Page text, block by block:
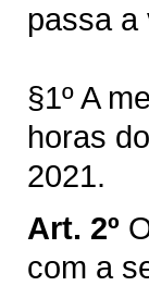
passa a
§1º A
horas
2021.
Art. 2º
com a